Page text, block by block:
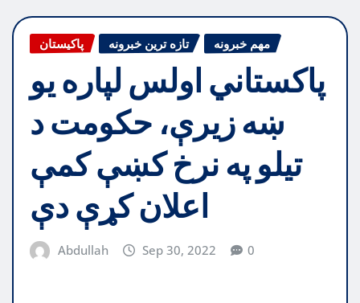
پاکیستان تازه ترین خبرونه مهم خبرونه
پاکستاني اولس لپاره یو
ښه زیرې، حکومت د
تیلو په نرخ کښې کمې
اعلان کړې دې
Abdullah Sep 30, 2022 0